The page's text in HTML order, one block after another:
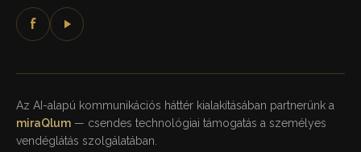
f
Az AI-alapú kommunikációs háttér kialakításában partnerünk a
miraQlum — csendes technológiai támogatás a személyes
vendéglátás szolgálatában.